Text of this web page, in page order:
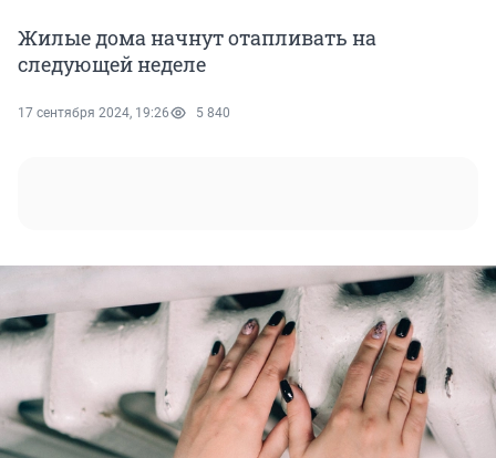
Жилые дома начнут отапливать на
следующей неделе
17 сентября 2024, 19:26 5 840